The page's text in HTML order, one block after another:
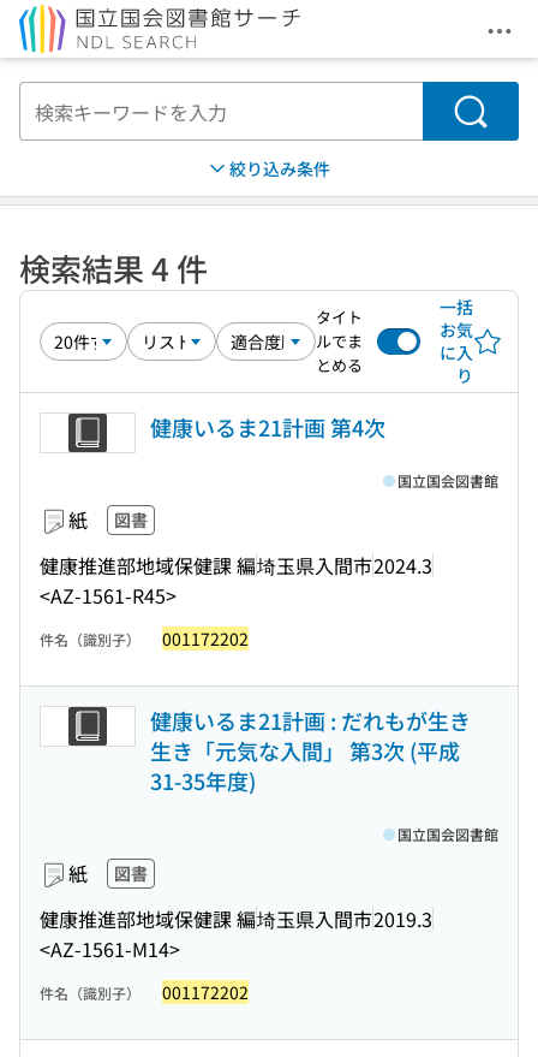
メ
検索
絞り込み条件
検索結果 4 件
タイト
ルでま
とめる
一括
お気
に入
り
健康いるま21計画 第4次
紙 図書
健康推進部地域保健課 編埼玉県入間市2024.3
<AZ-1561-R45>
国立国会図書館
件名（識別子） 001172202
健康いるま21計画 : だれもが生き
生き「元気な入間」 第3次 (平成
31-35年度)
紙 図書
健康推進部地域保健課 編埼玉県入間市2019.3
<AZ-1561-M14>
国立国会図書館
件名（識別子） 001172202